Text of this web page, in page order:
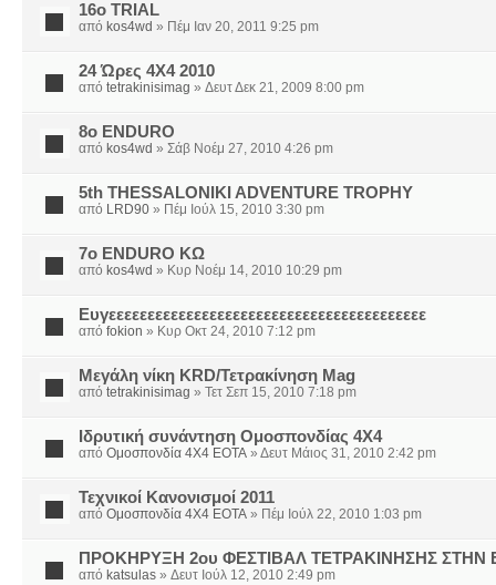
16ο TRIAL
από kos4wd » Πέμ Ιαν 20, 2011 9:25 pm
24 Ώρες 4Χ4 2010
από tetrakinisimag » Δευτ Δεκ 21, 2009 8:00 pm
8ο ENDURO
από kos4wd » Σάβ Νοέμ 27, 2010 4:26 pm
5th THESSALONIKI ADVENTURE TROPHY
από LRD90 » Πέμ Ιούλ 15, 2010 3:30 pm
7ο ENDURO ΚΩ
από kos4wd » Κυρ Νοέμ 14, 2010 10:29 pm
Ευγεεεεεεεεεεεεεεεεεεεεεεεεεεεεεεεεεεεεεεεεε
από fokion » Κυρ Οκτ 24, 2010 7:12 pm
Μεγάλη νίκη KRD/Τετρακίνηση Mag
από tetrakinisimag » Τετ Σεπ 15, 2010 7:18 pm
Ιδρυτική συνάντηση Ομοσπονδίας 4Χ4
από Ομοσπονδία 4Χ4 ΕΟΤΑ » Δευτ Μάιος 31, 2010 2:42 pm
Τεχνικοί Κανονισμοί 2011
από Ομοσπονδία 4Χ4 ΕΟΤΑ » Πέμ Ιούλ 22, 2010 1:03 pm
ΠΡΟΚΗΡΥΞΗ 2ου ΦΕΣΤΙΒΑΛ ΤΕΤΡΑΚΙΝΗΣΗΣ ΣΤΗΝ
από katsulas » Δευτ Ιούλ 12, 2010 2:49 pm